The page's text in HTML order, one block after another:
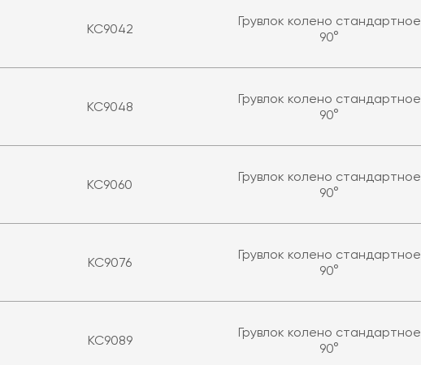
KC9042
Грувлок колено стандартное
90°
KC9048
Грувлок колено стандартное
90°
KC9060
Грувлок колено стандартное
90°
KC9076
Грувлок колено стандартное
90°
KC9089
Грувлок колено стандартное
90°